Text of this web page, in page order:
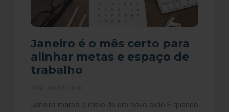
Janeiro é o mês certo para
alinhar metas e espaço de
trabalho
Janeiro marca o início de um novo ciclo É quando